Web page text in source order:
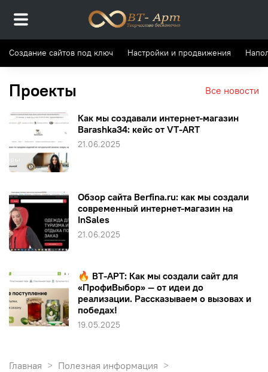
Создание сайтов под ключ Настройки и продвижения
Главная
Полезная информация
Проекты Все новости
Как мы создавали интернет-магазин
Barashka34: кейс от VT-ART
21.06.2025
Обзор сайта Berfina.ru: как мы создали
современный интернет-магазин на
InSales
21.06.2025
🔥 ВТ-АРТ: Как мы создали сайт для
«ПрофиВыбор» — от идеи до
реализации. Рассказываем о вызовах и
победах!
19.05.2025